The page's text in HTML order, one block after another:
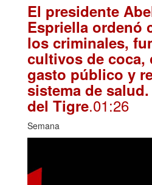
El presidente
Espriella ordenó
los criminales,
cultivos de coca,
gasto público y
sistema de
del Tigre.01:26
Semana